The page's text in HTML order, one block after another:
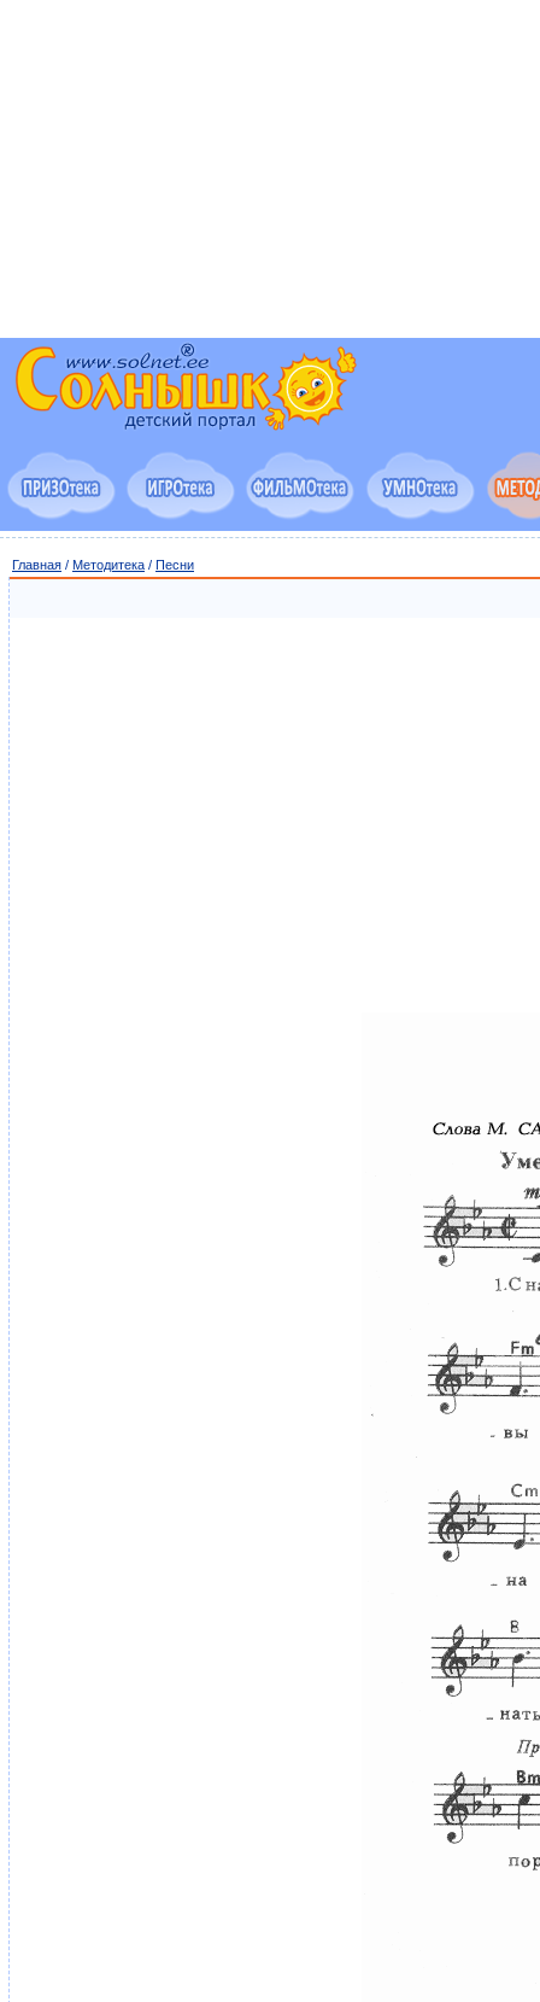
Главная / Методитека / Песни